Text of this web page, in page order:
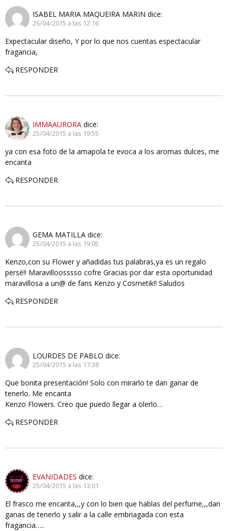
ISABEL MARIA MAQUEIRA MARIN dice:
26/04/2015 a las 12:16
Expectacular diseño, Y por lo que nos cuentas espectacular
fragancia,
RESPONDER
IMMAAURORA dice:
25/04/2015 a las 19:55
ya con esa foto de la amapola te evoca a los aromas dulces, me
encanta
RESPONDER
GEMA MATILLA dice:
25/04/2015 a las 19:05
Kenzo,con su Flower y añadidas tus palabras,ya es un regalo
persé!! Maravilloosssso cofre Gracias por dar esta oportunidad
maravillosa a un@ de fans Kenzo y Cosmetik!! Saludos
RESPONDER
LOURDES DE PABLO dice:
25/04/2015 a las 17:38
Que bonita presentación! Solo con mirarlo te dan ganar de
tenerlo. Me encanta
Kenzo Flowers. Creo que puedo llegar a olerlo…
RESPONDER
EVANIDADES dice:
25/04/2015 a las 13:01
El frasco me encanta,,,y con lo bien que hablas del perfume,,,dan
ganas de tenerlo y salir a la calle embriagada con esta
fragancia…..